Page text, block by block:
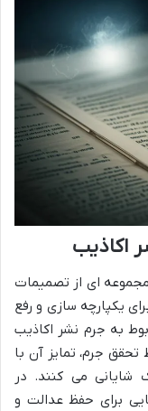
اکاذیب
ای از تصمیمات
یکپارچه سازی و رفع
به جرم نشر اکاذیب
جرم، تمایز آن با
شایانی می کنند. در
برای حفظ عدالت و